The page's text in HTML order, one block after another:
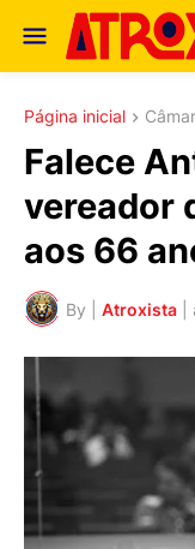
Página inicial
Falece
vereador
aos 66
By | Atroxista